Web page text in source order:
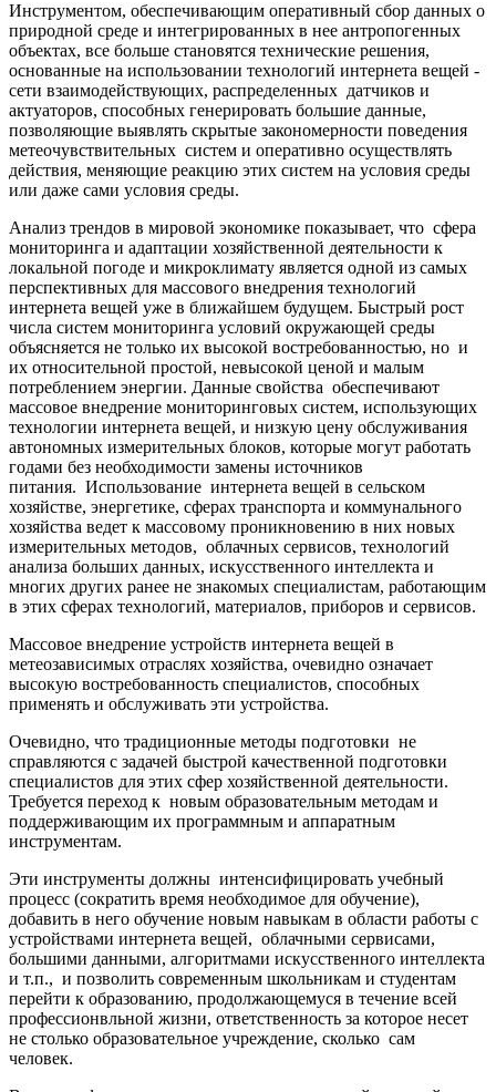
Инструментом, обеспечивающим оперативный сбор данных о
природной среде и интегрированных в нее антропогенных
объектах, все больше становятся технические решения,
основанные на использовании технологий интернета вещей -
сети взаимодействующих, распределенных датчиков и
актуаторов, способных генерировать большие данные,
позволяющие выявлять скрытые закономерности поведения
метеочувствительных систем и оперативно осуществлять
действия, меняющие реакцию этих систем на условия среды
или даже сами условия среды.
Анализ трендов в мировой экономике показывает, что сфера
мониторинга и адаптации хозяйственной деятельности к
локальной погоде и микроклимату является одной из самых
перспективных для массового внедрения технологий
интернета вещей уже в ближайшем будущем. Быстрый рост
числа систем мониторинга условий окружающей среды
объясняется не только их высокой востребованностью, но и
их относительной простой, невысокой ценой и малым
потреблением энергии. Данные свойства обеспечивают
массовое внедрение мониторинговых систем, использующих
технологии интернета вещей, и низкую цену обслуживания
автономных измерительных блоков, которые могут работать
годами без необходимости замены источников
питания. Использование интернета вещей в сельском
хозяйстве, энергетике, сферах транспорта и коммунального
хозяйства ведет к массовому проникновению в них новых
измерительных методов, облачных сервисов, технологий
анализа больших данных, искусственного интеллекта и
многих других ранее не знакомых специалистам, работающим
в этих сферах технологий, материалов, приборов и сервисов.
Массовое внедрение устройств интернета вещей в
метеозависимых отраслях хозяйства, очевидно означает
высокую востребованность специалистов, способных
применять и обслуживать эти устройства.
Очевидно, что традиционные методы подготовки не
справляются с задачей быстрой качественной подготовки
специалистов для этих сфер хозяйственной деятельности.
Требуется переход к новым образовательным методам и
поддерживающим их программным и аппаратным
инструментам.
Эти инструменты должны интенсифицировать учебный
процесс (сократить время необходимое для обучение),
добавить в него обучение новым навыкам в области работы с
устройствами интернета вещей, облачными сервисами,
большими данными, алгоритмами искусственного интеллекта
и т.п., и позволить современным школьникам и студентам
перейти к образованию, продолжающемуся в течение всей
профессионвльной жизни, ответственность за которое несет
не столько образовательное учреждение, сколько сам
человек.